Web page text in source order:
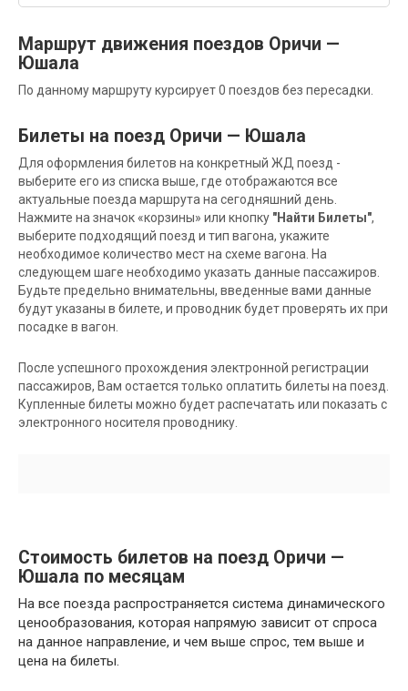
Маршрут движения поездов Оричи —
Юшала
По данному маршруту курсирует 0 поездов без пересадки.
Билеты на поезд Оричи — Юшала
Для оформления билетов на конкретный ЖД поезд -
выберите его из списка выше, где отображаются все
актуальные поезда маршрута на сегодняшний день.
Нажмите на значок «корзины» или кнопку "Найти Билеты",
выберите подходящий поезд и тип вагона, укажите
необходимое количество мест на схеме вагона. На
следующем шаге необходимо указать данные пассажиров.
Будьте предельно внимательны, введенные вами данные
будут указаны в билете, и проводник будет проверять их при
посадке в вагон.
После успешного прохождения электронной регистрации
пассажиров, Вам остается только оплатить билеты на поезд.
Купленные билеты можно будет распечатать или показать с
электронного носителя проводнику.
Стоимость билетов на поезд Оричи —
Юшала по месяцам
На все поезда распространяется система динамического
ценообразования, которая напрямую зависит от спроса
на данное направление, и чем выше спрос, тем выше и
цена на билеты.